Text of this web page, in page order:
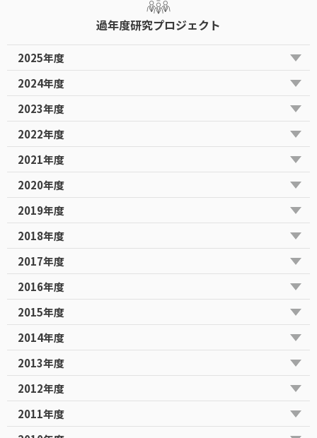
過年度研究プロジェクト
2025年度
2024年度
2023年度
2022年度
2021年度
2020年度
2019年度
2018年度
2017年度
2016年度
2015年度
2014年度
2013年度
2012年度
2011年度